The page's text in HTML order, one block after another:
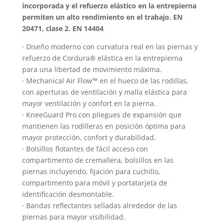
incorporada y el refuerzo elástico en la entrepierna
permiten un alto rendimiento en el trabajo. EN
20471, clase 2. EN 14404
· Diseño moderno con curvatura real en las piernas y
refuerzo de Cordura® elástica en la entrepierna
para una libertad de movimiento máxima.
· Mechanical Air Flow™ en el hueco de las rodillas,
con aperturas de ventilación y malla elástica para
mayor ventilación y confort en la pierna.
· KneeGuard Pro con pliegues de expansión que
mantienen las rodilleras en posición óptima para
mayor protección, confort y durabilidad.
· Bolsillos flotantes de fácil acceso con
compartimento de cremallera, bolsillos en las
piernas incluyendo, fijación para cuchillo,
compartimento para móvil y portatarjeta de
identificación desmontable.
· Bandas reflectantes selladas alrededor de las
piernas para mayor visibilidad.